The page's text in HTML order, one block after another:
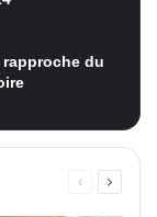
rapproche du
PagePage